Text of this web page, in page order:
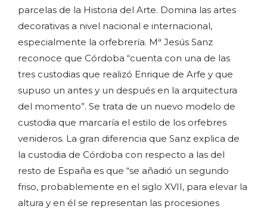
parcelas de la Historia del Arte. Domina las artes
decorativas a nivel nacional e internacional,
especialmente la orfebrería. Mª Jesús Sanz
reconoce que Córdoba “cuenta con una de las
tres custodias que realizó Enrique de Arfe y que
supuso un antes y un después en la arquitectura
del momento”. Se trata de un nuevo modelo de
custodia que marcaría el estilo de los orfebres
venideros. La gran diferencia que Sanz explica de
la custodia de Córdoba con respecto a las del
resto de España es que “se añadió un segundo
friso, probablemente en el siglo XVII, para elevar la
altura y en él se representan las procesiones